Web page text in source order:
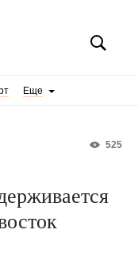
Еще
525